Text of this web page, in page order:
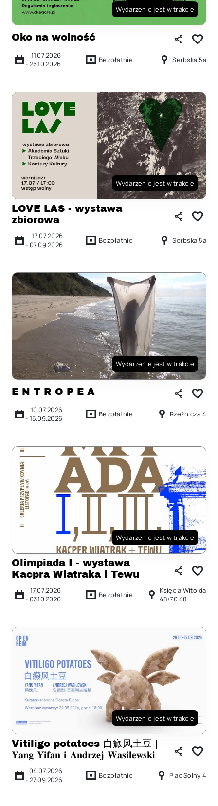
Wydarzenie jest w trakcie
Oko na wolność
11.07.2026
- 26.10.2026 Bezpłatnie Serbska 5a
Wydarzenie jest w trakcie
LOVE LAS - wystawa
zbiorowa
17.07.2026
- 07.09.2026 Bezpłatnie Serbska 5a
Wydarzenie jest w trakcie
E N T R O P E A
10.07.2026
- 15.09.2026 Bezpłatnie Rzeźnicza 4
Wydarzenie jest w trakcie
Olimpiada I - wystawa
Kacpra Wiatraka i Tewu
17.07.2026
- 03.10.2026 Bezpłatnie
Księcia Witolda
48/70 48
Wydarzenie jest w trakcie
Vitiligo potatoes 白癜⻛土豆 |
𝐘𝐚𝐧𝐠 𝐘𝐢𝐟𝐚𝐧 𝐢 𝐀𝐧𝐝𝐫𝐳𝐞𝐣 𝐖𝐚𝐬𝐢𝐥𝐞𝐰𝐬𝐤𝐢
04.07.2026
- 27.09.2026 Bezpłatnie Plac Solny 4